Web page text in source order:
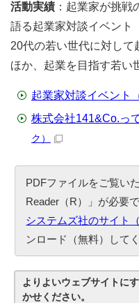
活動実績 ：起業家が挑
語る起業家対談イベント
20代の若い世代に対して
ほか、起業を目指す若い
起業家対談イベント
株式会社141&Co.っ
ク）
PDFファイルをご覧い
Reader（R）」が必要
システムズ社のサイト
ンロード（無料）して
よりよいウェブサイトに
かせください。